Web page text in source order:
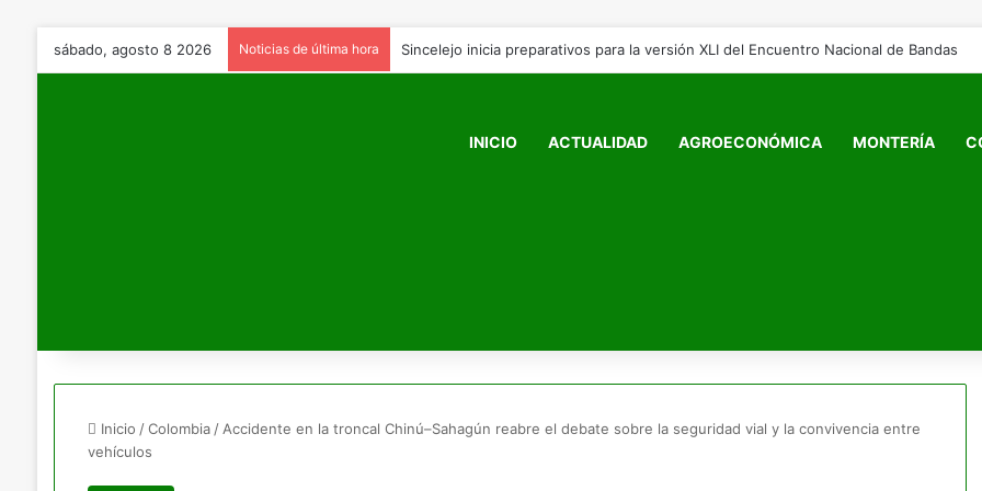
sábado, agosto 8 2026 Noticias de última hora
INICIO ACTUALIDAD AGROECONÓMICA MONTERÍA
Inicio / Colombia / Accidente en la troncal Chinú–Sahagún reabre el debate sobre la seguridad vial y la convivencia entre
vehículos